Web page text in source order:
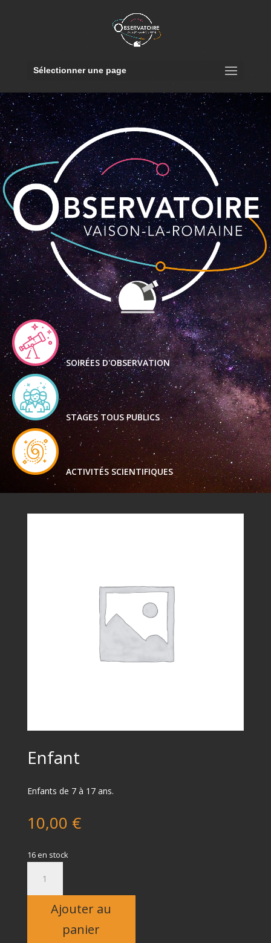
Sélectionner une page
SOIRÉES D'OBSERVATION
STAGES TOUS PUBLICS
ACTIVITÉS SCIENTIFIQUES
Enfant
Enfants de 7 à 17 ans.
10,00 €
16 en stock
Enfant
Ajouter au
panier